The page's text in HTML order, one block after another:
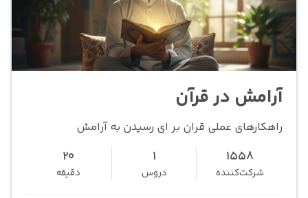
آرامش در قرآن
راهکارهای عملی قران بر ای رسیدن به آرامش
1558
شرکت‌کننده
1
دروس
20
دقیقه